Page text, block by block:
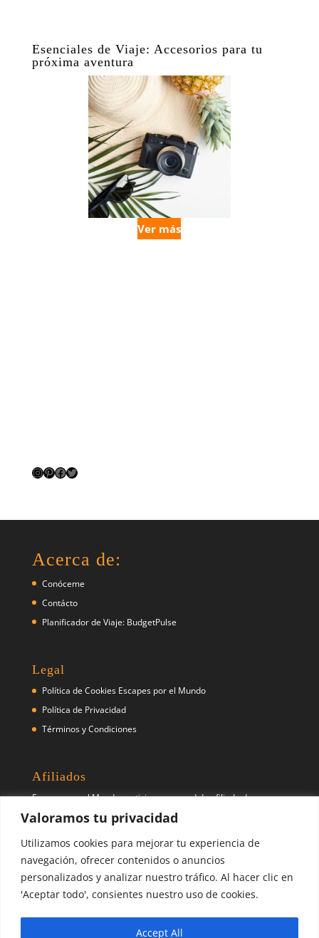
Valoramos tu privacidad
Utilizamos cookies para mejorar tu experiencia de
navegación, ofrecer contenidos o anuncios
personalizados y analizar nuestro tráfico. Al hacer clic en
'Aceptar todo', consientes nuestro uso de cookies.
Accept All
Esenciales de Viaje: Accesorios para tu
próxima aventura
Ver más
Instagram
Pinterest
Facebook
Twitter
Acerca de:
Conóceme
Contácto
Planificador de Viaje: BudgetPulse
Legal
Política de Cookies Escapes por el Mundo
Política de Privacidad
Términos y Condiciones
Afiliados
Escapes por el Mundo participa como red de afiliado de
diferentes empresas y prestadores de servicios de viaje como
(pero no exclusivo) Booking.com, Skyscanner, Civitatis, entre
otros.
Síguenos
PinterestX Instagram